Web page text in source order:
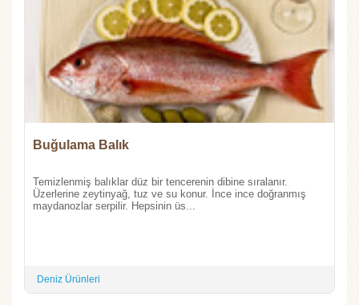
Buğulama Balık
Temizlenmiş balıklar düz bir tencerenin dibine sıralanır.
Üzerlerine zeytinyağ, tuz ve su konur. İnce ince doğranmış
maydanozlar serpilir. Hepsinin üs...
Deniz Ürünleri